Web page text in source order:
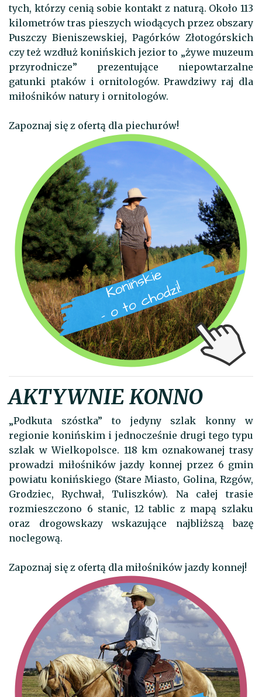
tych, którzy cenią sobie kontakt z naturą. Około 113
kilometrów tras pieszych wiodących przez obszary
Puszczy Bieniszewskiej, Pagórków Złotogórskich
czy też wzdłuż konińskich jezior to „żywe muzeum
przyrodnicze” prezentujące niepowtarzalne
gatunki ptaków i ornitologów. Prawdziwy raj dla
miłośników natury i ornitologów.
Zapoznaj się z ofertą dla piechurów!
AKTYWNIE KONNO
„Podkuta szóstka” to jedyny szlak konny w
regionie konińskim i jednocześnie drugi tego typu
szlak w Wielkopolsce. 118 km oznakowanej trasy
prowadzi miłośników jazdy konnej przez 6 gmin
powiatu konińskiego (Stare Miasto, Golina, Rzgów,
Grodziec, Rychwał, Tuliszków). Na całej trasie
rozmieszczono 6 stanic, 12 tablic z mapą szlaku
oraz drogowskazy wskazujące najbliższą bazę
noclegową.
Zapoznaj się z ofertą dla miłośników jazdy konnej!